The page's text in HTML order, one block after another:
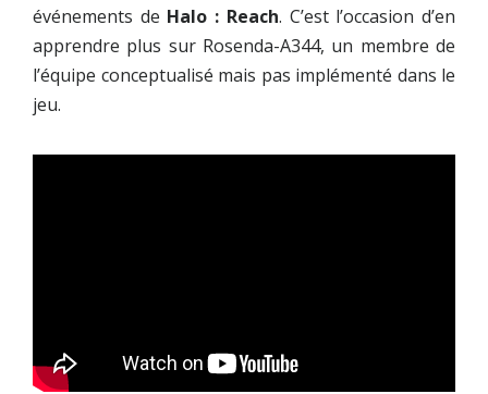
événements de Halo : Reach. C’est l’occasion d’en
apprendre plus sur Rosenda-A344, un membre de
l’équipe conceptualisé mais pas implémenté dans le
jeu.